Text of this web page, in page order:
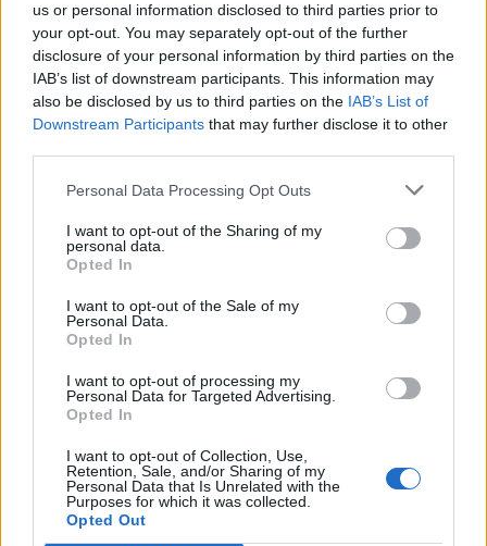
us or personal information disclosed to third parties prior to
your opt-out. You may separately opt-out of the further
disclosure of your personal information by third parties on the
IAB’s list of downstream participants. This information may
also be disclosed by us to third parties on the IAB’s List of
Downstream Participants that may further disclose it to other
Personal Data Processing Opt Outs
I want to opt-out of the Sharing of my
personal data.
Opted In
I want to opt-out of the Sale of my
Personal Data.
Opted In
I want to opt-out of processing my
Personal Data for Targeted Advertising.
Opted In
I want to opt-out of Collection, Use,
Retention, Sale, and/or Sharing of my
Personal Data that Is Unrelated with the
Purposes for which it was collected.
Opted Out
Ελλάδα η ενίσχυση του
βραχίονα
23/06/2024 - 15:54
είναι εδώ
23/06/2024 - 18:30